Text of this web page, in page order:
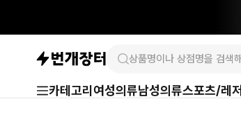
카테고리 여성의류남성의류스포츠/레저